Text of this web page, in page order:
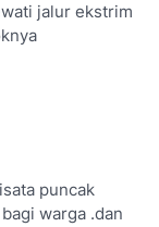
jalur ekstrim
puncak
warga .dan